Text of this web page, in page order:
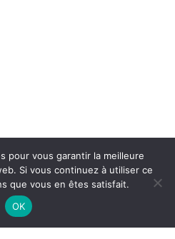
pour parler de votre projet
pour vous garantir la meilleure
Si vous continuez à utiliser ce
que vous en êtes satisfait.
OK